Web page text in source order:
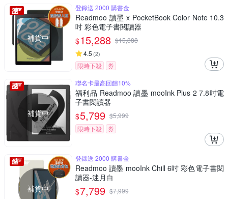
補貨中
登錄送 2000 購書金
Readmoo 讀墨 x PocketBook Color Note 10.3
吋 彩色電子書閱讀器
$15,288 $15,888
4.5 (2)
限時下殺 券
補貨中
聯名卡最高回饋10%
福利品 Readmoo 讀墨 mooInk Plus 2 7.8吋電
子書閱讀器
$5,799 $5,999
限時下殺
券
補貨中
登錄送 2000 購書金
Readmoo 讀墨 mooInk Chill 6吋 彩色電子書閱
讀器-迷月白
$7,799 $7,999